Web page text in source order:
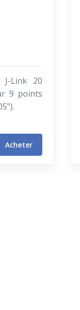
Link 20
9 points
Acheter